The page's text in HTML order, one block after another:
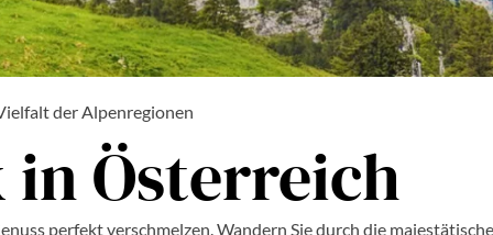
der Alpenregionen
Österreich
perfekt verschmelzen. Wandern Sie durch die